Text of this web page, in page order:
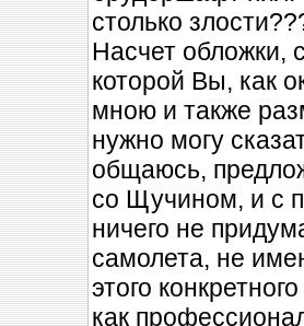
столько
Насчет обложки,
которой Вы, как
мною и также
нужно могу
общаюсь,
со Щучином, и с
ничего не
самолета, не
этого
как